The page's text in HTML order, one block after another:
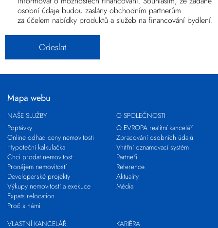
osobní údaje budou zaslány obchodním partnerům
za účelem nabídky produktů a služeb na financování bydlení.
Mapa webu
NAŠE SLUŽBY
Poptávky
Online odhad ceny nemovitosti
Hypoteční kalkulačka
Chci prodat nemovitost
Pronájem nemovitostí
Developerské projekty
Výkupy nemovitostí a exekuce
Expats relocation
Proč s námi
O SPOLEČNOSTI
O EVROPA realitní kancelář
Zpracování osobních údajů
Vnitřní oznamovací systém
Partneři
Reference
Aktuality
Média
VLASTNÍ KANCELÁŘ KARIÉRA